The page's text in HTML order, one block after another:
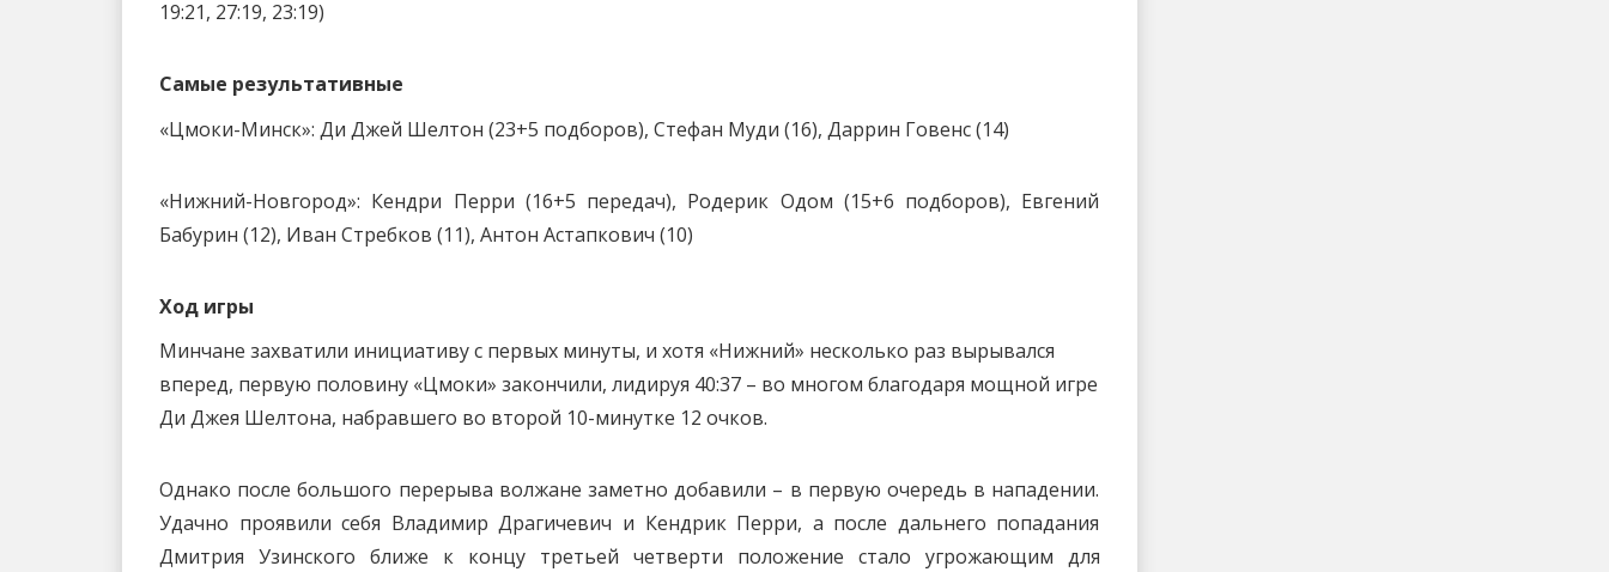
19:21, 27:19, 23:19)
Самые результативные
«Цмоки-Минск»: Ди Джей Шелтон (23+5 подборов), Стефан Муди (16), Даррин Говенс (14)
«Нижний-Новгород»: Кендри Перри (16+5 передач), Родерик Одом (15+6 подборов), Евгений
Бабурин (12), Иван Стребков (11), Антон Астапкович (10)
Ход игры
Минчане захватили инициативу с первых минуты, и хотя «Нижний» несколько раз вырывался
вперед, первую половину «Цмоки» закончили, лидируя 40:37 – во многом благодаря мощной игре
Ди Джея Шелтона, набравшего во второй 10-минутке 12 очков.
Однако после большого перерыва волжане заметно добавили – в первую очередь в нападении.
Удачно проявили себя Владимир Драгичевич и Кендрик Перри, а после дальнего попадания
Дмитрия Узинского ближе к концу третьей четверти положение стало угрожающим для